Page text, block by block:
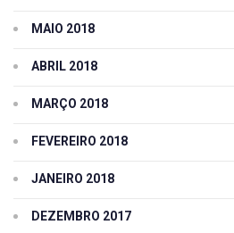
MAIO 2018
ABRIL 2018
MARÇO 2018
FEVEREIRO 2018
JANEIRO 2018
DEZEMBRO 2017